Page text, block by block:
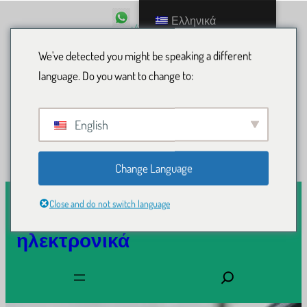
στο
περιεχόμενο
+43 68054000673
ακολουθησε μαςFacebook Twitter
ΠΡΟΣΦΈΡΩ
Αγοράστε άδεια οδήγησης
ηλεκτρονικά
ν
Ελληνικά
We've detected you might be speaking a different
language. Do you want to change to:
English
Change Language
Close and do not switch language